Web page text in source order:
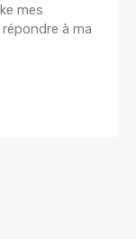
mes
à ma